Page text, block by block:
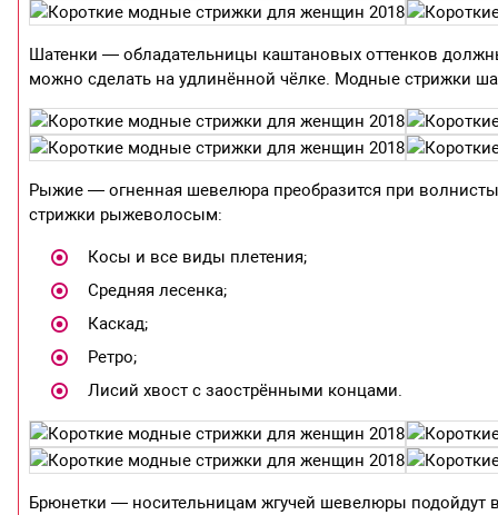
Шатенки — обладательницы каштановых оттенков
можно сделать на удлинённой чёлке. Модные стрижки
Рыжие — огненная шевелюра преобразится при
стрижки рыжеволосым:
Косы и все виды плетения;
Средняя лесенка;
Каскад;
Ретро;
Лисий хвост с заострёнными концами.
Брюнетки — носительницам жгучей шевелюры подойдут